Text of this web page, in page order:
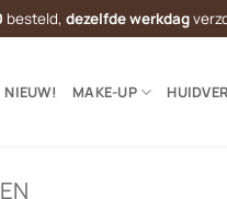
besteld, dezelfde werkdag
NIEUW! MAKE-UP